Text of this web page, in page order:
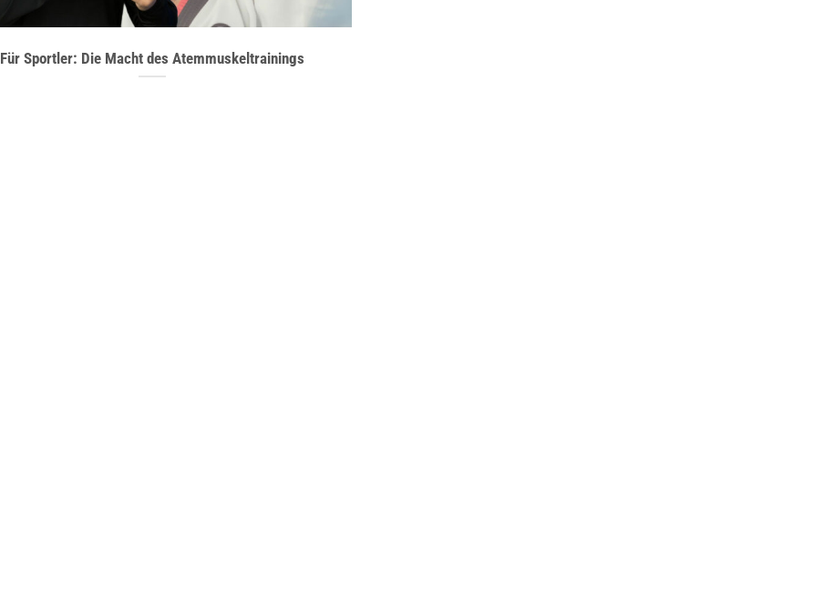
Für Sportler: Die Macht des Atemmuskeltrainings